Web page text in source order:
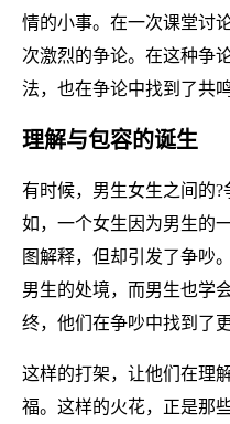
情的小事。在一次课堂讨
次激烈的争论。在这种争
法，也在争论中找到了共鸣
理解与包容的诞生
有时候，男生女生之间的
如，一个女生因为男生的
图解释，但却引发了争吵
男生的处境，而男生也学
终，他们在争吵中找到了
这样的打架，让他们在理
福。这样的火花，正是那